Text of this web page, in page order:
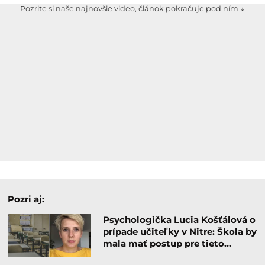
Pozrite si naše najnovšie video, článok pokračuje pod ním ↓
Pozri aj:
Psychologička Lucia Košťálová o
prípade učiteľky v Nitre: Škola by
mala mať postup pre tieto…